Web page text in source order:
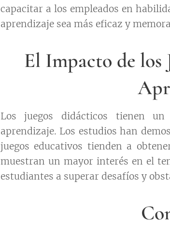
capacitar a los empleados en
aprendizaje sea más eficaz y
El Impacto de los
Los juegos didácticos tienen
aprendizaje. Los estudios han
juegos educativos tienden a
muestran un mayor interés en el
estudiantes a superar desafíos y